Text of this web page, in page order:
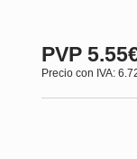
PVP
Precio con IVA: